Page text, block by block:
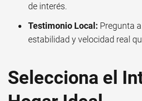
de interés.
Testimonio Local: Pregunta
estabilidad y velocidad real
Selecciona el